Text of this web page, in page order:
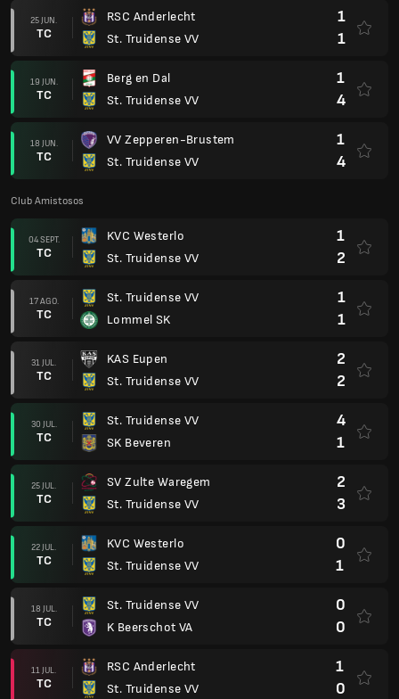
25 JUN.
TC
RSC Anderlecht
St. Truidense VV
1
1
19 JUN.
TC
Berg en Dal
St. Truidense VV
1
4
18 JUN.
TC
VV Zepperen-Brustem
St. Truidense VV
1
4
Club Amistosos
04 SEPT.
TC
KVC Westerlo
St. Truidense VV
1
2
17 AGO.
TC
St. Truidense VV
Lommel SK
1
1
31 JUL.
TC
KAS Eupen
St. Truidense VV
2
2
30 JUL.
TC
St. Truidense VV
SK Beveren
4
1
25 JUL.
TC
SV Zulte Waregem
St. Truidense VV
2
3
22 JUL.
TC
KVC Westerlo
St. Truidense VV
0
1
18 JUL.
TC
St. Truidense VV
K Beerschot VA
0
0
11 JUL.
TC
RSC Anderlecht
St. Truidense VV
1
0